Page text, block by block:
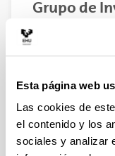
Esta página web
Las cookies de
el contenido y los
sociales y analizar
Grupo de